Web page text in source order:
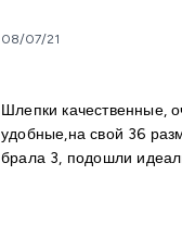
08/07/21
Шлепки качественные,
удобные,на свой 36
брала 3, подошли